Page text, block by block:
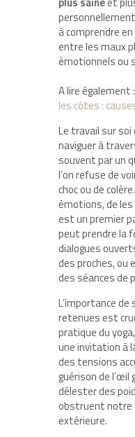
à comprendre
entre les maux
émotionnels ou
A lire également :
les côtes :
Le travail sur
naviguer à
souvent par un
l’on refuse de
choc ou de
émotions, de
est un premier
peut prendre la
dialogues
des proches, ou
des séances de
L’importance
retenues est
pratique du
une invitation à
des tensions
guérison de l’œil
délester des
obstruent notre
extérieure.